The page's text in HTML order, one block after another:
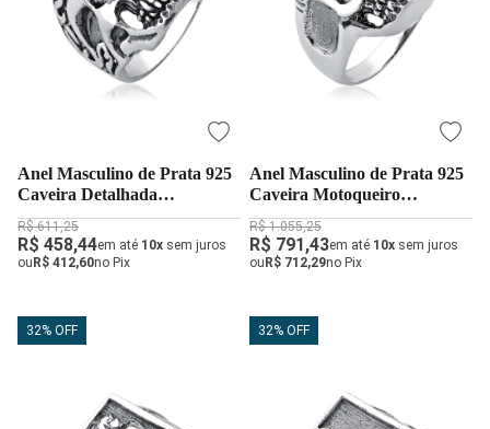
Anel Masculino de Prata 925
Caveira Detalhada
Envelhecido
R$ 611,25
R$ 458,44em até 10x sem juros
ou R$ 412,60no Pix
Anel Masculino de Prata 925
Caveira Motoqueiro
Envelhecido
R$ 1.055,25
R$ 791,43em até 10x sem juros
ou R$ 712,29no Pix
32% OFF 32% OFF